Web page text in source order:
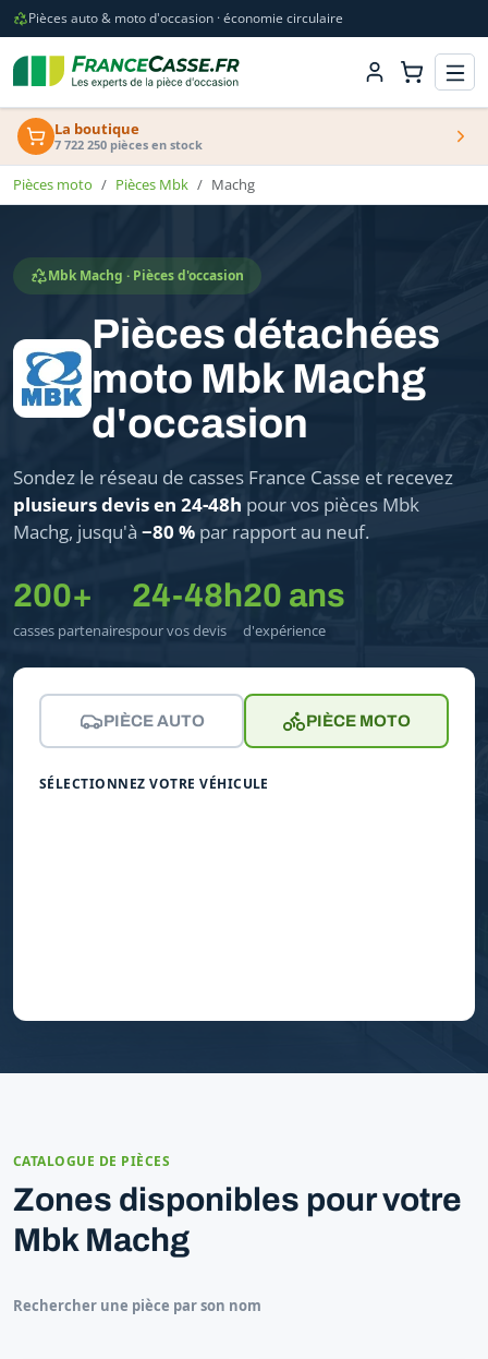
Pièces auto & moto d'occasion · économie circulaire
La boutique
7 722 250 pièces en stock
Pièces moto Pièces Mbk Machg
Mbk Machg · Pièces d'occasion
Pièces détachées
moto Mbk Machg
d'occasion
Sondez le réseau de casses France Casse et recevez
plusieurs devis en 24-48h pour vos pièces Mbk
Machg, jusqu'à −80 % par rapport au neuf.
200+
casses partenaires
24-48h
pour vos devis
20 ans
d'expérience
PIÈCE AUTO PIÈCE MOTO
SÉLECTIONNEZ VOTRE VÉHICULE
CATALOGUE DE PIÈCES
Zones disponibles pour votre
Mbk Machg
Rechercher une pièce par son nom